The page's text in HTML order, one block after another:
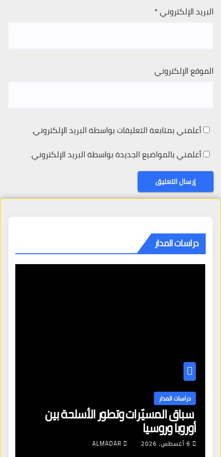
البريد الإلكتروني*
الموقع الإلكتروني
أعلمني بمتابعة التعليقات بواسطة البريد الإلكتروني.
أعلمني بالمواضيع الجديدة بواسطة البريد الإلكتروني.
دراسات المدار
دراسات المدار
سباق المسيّرات وتطور الأسلحة بين
أوروبا وروسيا
6 أغسطس، 2026 ALMADAR